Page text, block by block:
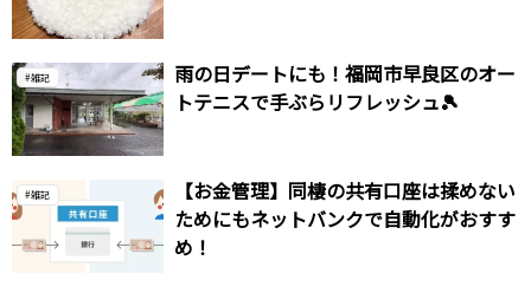
雑記
雨の日デートにも！福岡市早良区のオー
トテニスで手ぶらリフレッシュ🎾
雑記
【お金管理】同棲の共有口座は揉めない
ためにもネットバンクで自動化がおすす
め！